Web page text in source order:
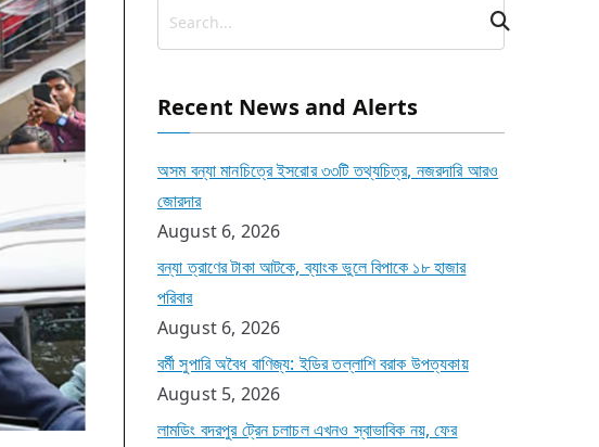
Recent News and Alerts
অসম বন্যা মানচিত্রে ইসরোর ৩৩টি তথ্যচিত্র, নজরদারি আরও
জোরদার
August 6, 2026
বন্যা ত্রাণের টাকা আটকে, ব্যাংক ভুলে বিপাকে ১৮ হাজার
পরিবার
August 6, 2026
বর্মী সুপারি অবৈধ বাণিজ্য: ইডির তল্লাশি বরাক উপত্যকায়
August 5, 2026
লামডিং বদরপুর ট্রেন চলাচল এখনও স্বাভাবিক নয়, ফের